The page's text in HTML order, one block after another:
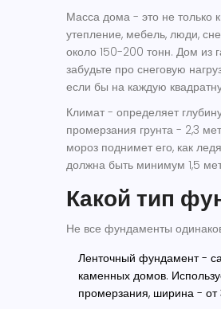
Масса дома- это не только
утепление, мебель, люди,
около 150-200 тонн. Дом из
забудьте про снеговую
если бы на каждую
Климат- определяет
промерзания грунта - 2,3
мороз поднимет его, как
должна быть минимум 1,5
Какой тип
Не все фундаменты
Ленточный фундамент-
каменных домов.
промерзания, ширина -